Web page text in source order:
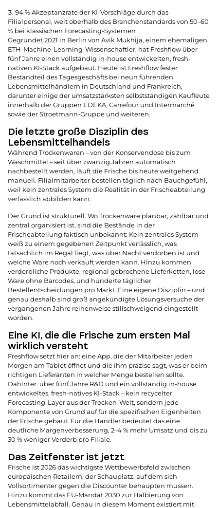
94 % Akzeptanzrate der KI-Vorschläge durch das
Filialpersonal, weit oberhalb des Branchenstandards von 50–60
% bei klassischen Forecasting-Systemen
Gegründet 2021 in Berlin von Avik Mukhija, einem ehemaligen
ETH-Machine-Learning-Wissenschaftler, hat Freshflow über
fünf Jahre einen vollständig in-house entwickelten, fresh-
nativen KI-Stack aufgebaut. Heute ist Freshflow fester
Bestandteil des Tagesgeschäfts bei neun führenden
Lebensmittelhändlern in Deutschland und Frankreich,
darunter einige der umsatzstärksten selbstständigen Kaufleute
innerhalb der Gruppen EDEKA, Carrefour und Intermarché
sowie der Stroetmann-Gruppe und weiteren.
Die letzte große Disziplin des
Lebensmittelhandels
Während Trockenwaren – von der Konservendose bis zum
Waschmittel – seit über zwanzig Jahren automatisch
nachbestellt werden, läuft die Frische bis heute weitgehend
manuell. Filialmitarbeiter bestellen täglich nach Bauchgefühl,
weil kein zentrales System die Realität in der Frischeabteilung
verlässlich abbilden kann.
Der Grund ist strukturell. Wo Trockenware planbar, zählbar und
zentral organisiert ist, sind die Bestände in der
Frischeabteilung faktisch unbekannt: Kein zentrales System
weiß zu einem gegebenen Zeitpunkt verlässlich, was
tatsächlich im Regal liegt, was über Nacht verdorben ist und
welche Ware noch verkauft werden kann. Hinzu kommen
verderbliche Produkte, regional gebrochene Lieferketten, lose
Ware ohne Barcodes, und hunderte täglicher
Bestellentscheidungen pro Markt. Eine eigene Disziplin – und
genau deshalb sind groß angekündigte Lösungsversuche der
vergangenen Jahre reihenweise stillschweigend eingestellt
worden.
Eine KI, die die Frische zum ersten Mal
wirklich versteht
Freshflow setzt hier an: eine App, die der Mitarbeiter jeden
Morgen am Tablet öffnet und die ihm präzise sagt, was er beim
richtigen Lieferanten in welcher Menge bestellen sollte.
Dahinter: über fünf Jahre R&D und ein vollständig in-house
entwickeltes, fresh-natives KI-Stack – kein recycelter
Forecasting-Layer aus der Trocken-Welt, sondern jede
Komponente von Grund auf für die spezifischen Eigenheiten
der Frische gebaut. Für die Händler bedeutet das eine
deutliche Margenverbesserung, 2–4 % mehr Umsatz und bis zu
30 % weniger Verderb pro Filiale.
Das Zeitfenster ist jetzt
Frische ist 2026 das wichtigste Wettbewerbsfeld zwischen
europäischen Retailern, der Schauplatz, auf dem sich
Vollsortimenter gegen die Discounter behaupten müssen.
Hinzu kommt das EU-Mandat 2030 zur Halbierung von
Lebensmittelabfall. Genau in diesem Moment existiert mit